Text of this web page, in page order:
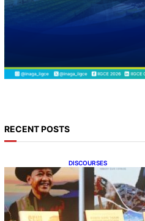
RECENT POSTS
DISCOURSES
Bahlil Luncurkan
Kepemimpinan